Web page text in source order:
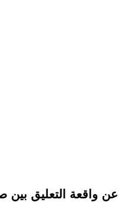
عن واقعة التعليق بين